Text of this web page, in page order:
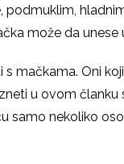
može da unese
mačkama. Oni
u ovom članku
samo nekoliko